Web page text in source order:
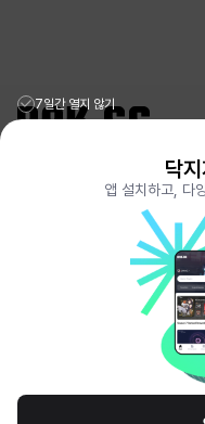
리그오브레전드 전적검색 포로지
전략적팀전투 TFT 전적검색 롤체
메이플스토리 종합통계
배틀그라운드 전적검색
이터널 리턴 전적검색
DEADLOCK.DAK.GG
서비스 이용 약관 개인정보
7일간 열지 않기
닥
앱 설치하고, 다